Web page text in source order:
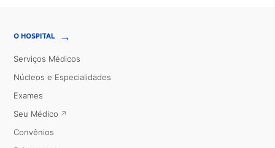
O HOSPITAL →
Serviços Médicos
Núcleos e Especialidades
Exames
Seu Médico
Convênios